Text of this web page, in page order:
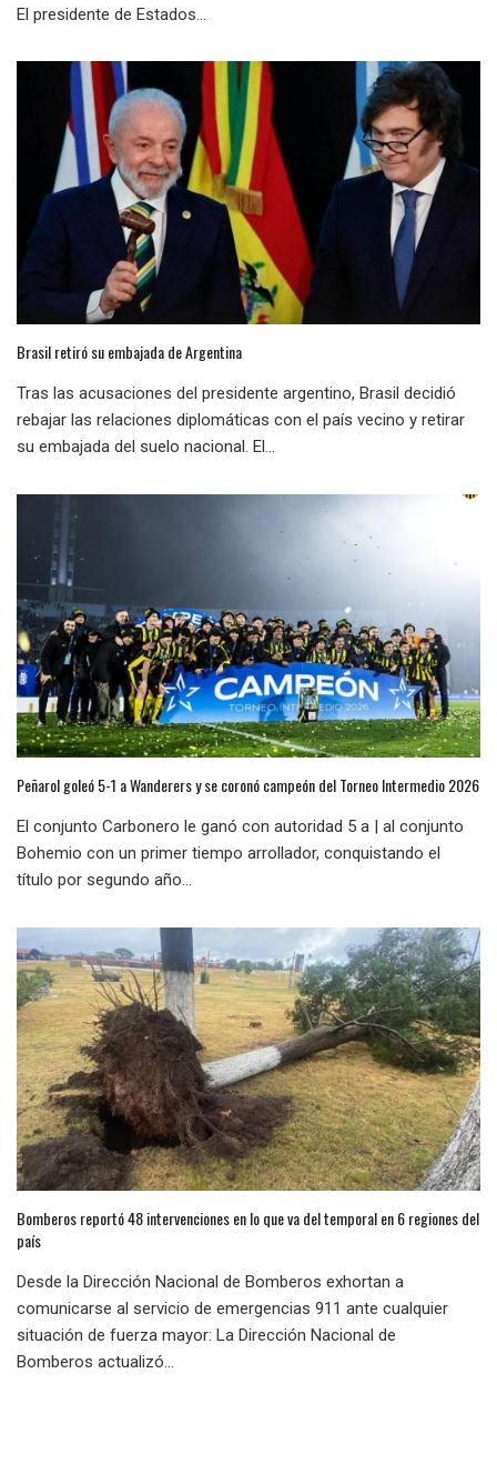
El presidente de Estados...
Brasil retiró su embajada de Argentina
Tras las acusaciones del presidente argentino, Brasil decidió
rebajar las relaciones diplomáticas con el país vecino y retirar
su embajada del suelo nacional. El...
Peñarol goleó 5-1 a Wanderers y se coronó campeón del Torneo Intermedio 2026
El conjunto Carbonero le ganó con autoridad 5 a | al conjunto
Bohemio con un primer tiempo arrollador, conquistando el
título por segundo año...
Bomberos reportó 48 intervenciones en lo que va del temporal en 6 regiones del
país
Desde la Dirección Nacional de Bomberos exhortan a
comunicarse al servicio de emergencias 911 ante cualquier
situación de fuerza mayor: La Dirección Nacional de
Bomberos actualizó...